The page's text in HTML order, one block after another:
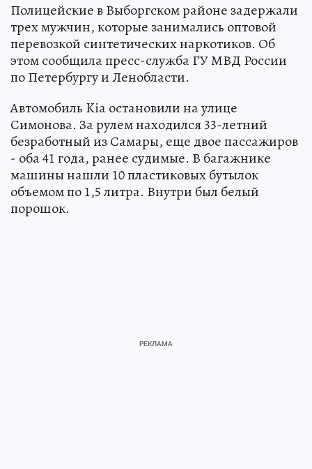
Полицейские в Выборгском районе задержали
трех мужчин, которые занимались оптовой
перевозкой синтетических наркотиков. Об
этом сообщила пресс-служба ГУ МВД России
по Петербургу и Ленобласти.
Автомобиль Kia остановили на улице
Симонова. За рулем находился 33-летний
безработный из Самары, еще двое пассажиров
- оба 41 года, ранее судимые. В багажнике
машины нашли 10 пластиковых бутылок
объемом по 1,5 литра. Внутри был белый
порошок.